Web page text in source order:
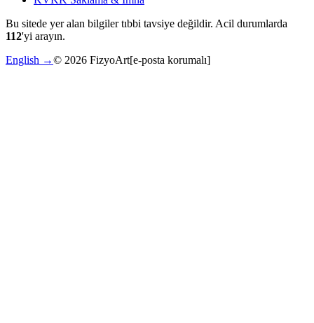
Bu sitede yer alan bilgiler tıbbi tavsiye değildir. Acil durumlarda
112'yi arayın.
English →© 2026 FizyoArt[e-posta korumalı]